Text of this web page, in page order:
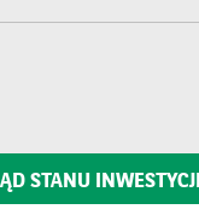
STANU